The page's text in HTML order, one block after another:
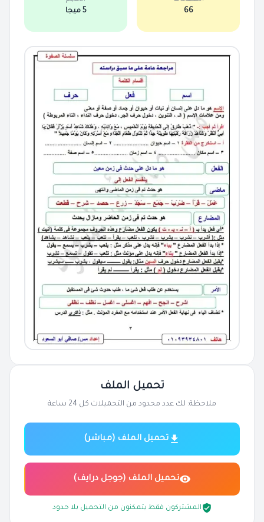
66 5 ميجا
تحميل الملف
ملاحظة: لك عدد محدود من التحميلات كل 24 ساعة
تحميل الملف (مباشر)
تحميل الملف (جوجل درايف)
المشتركون فقط يتمكنون من التحميل بلا حدود